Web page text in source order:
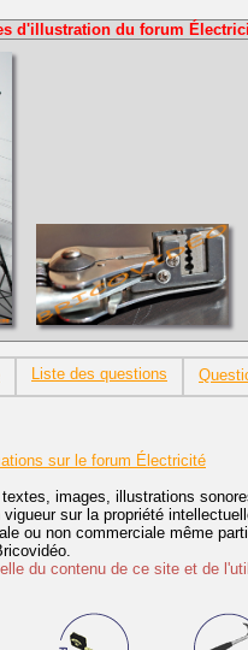
d'illustration du forum
Liste des questions
sur le forum Électricité
textes, images, illustrations
sur la propriété
ou non commerciale même
du contenu de ce site et de